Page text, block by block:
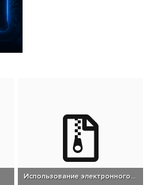
Использование электронного ключа.rar